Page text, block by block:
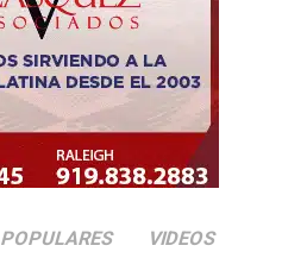
POPULARES VIDEOS